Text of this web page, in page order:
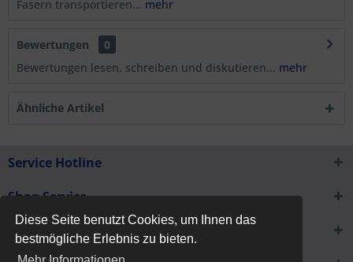
Diese Seite benutzt Cookies, um Ihnen das
bestmögliche Erlebnis zu bieten.
Fasern transportieren... mehr
Bewertungen
0
Bewertungen lesen, schreiben und diskutieren... mehr
Ähnliche Artikel
Service Hotline
Shop Service
Informationen